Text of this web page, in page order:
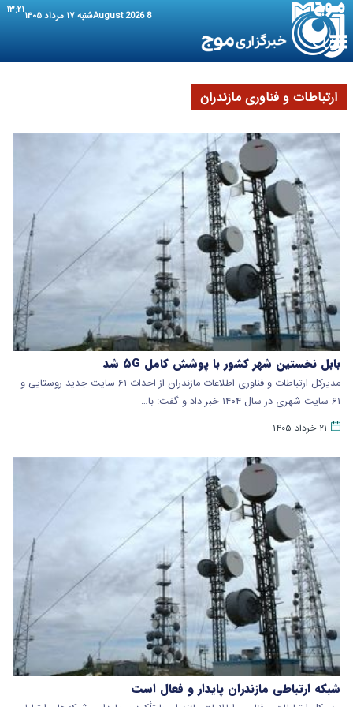
8 August 2026 شنبه ۱۷ مرداد ۱۴۰۵ ۱۳:۲۱
ارتباطات و فناوری مازندران
بابل نخستین شهر کشور با پوشش کامل ۵G شد
مدیرکل ارتباطات و فناوری اطلاعات مازندران از احداث ۶۱ سایت جدید روستایی و
۶۱ سایت شهری در سال ۱۴۰۴ خبر داد و گفت: با…
۲۱ خرداد ۱۴۰۵
شبکه ارتباطی مازندران پایدار و فعال است